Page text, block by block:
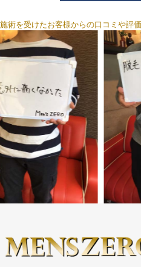
施術を受けたお客様からの口コミや評